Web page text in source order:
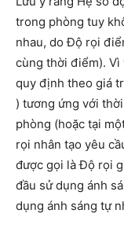
trong phòng tuy
nhau, do Độ rọi
cùng thời điểm). Vì
quy định theo giá
) tương ứng với
phòng (hoặc tại
rọi nhân tạo yêu
được gọi là Độ rọi
đầu sử dụng ánh
dụng ánh sáng tự